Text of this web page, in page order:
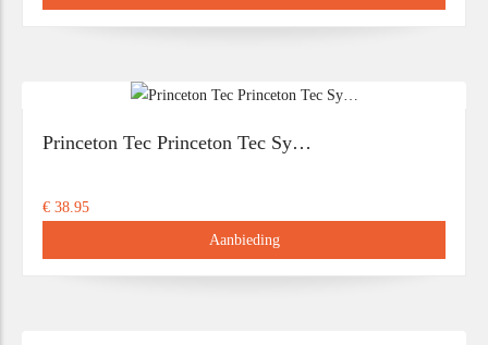
Princeton Tec Princeton Tec Sy…
€ 38.95
Aanbieding